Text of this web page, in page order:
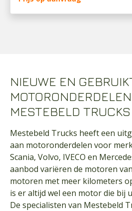
NIEUWE EN
MESTEBELD TRUCKS
Mestebeld Trucks heeft een
aan motoronderdelen voor
Scania, Volvo, IVECO en
aanbod variëren de motoren
motoren met meer kilometers
is er altijd wel een motor die bij
De specialisten van Mestebeld